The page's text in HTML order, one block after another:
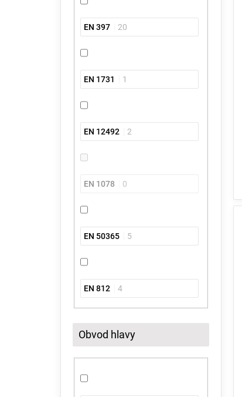
EN 397 20
EN 1731 1
EN 12492 2
EN 1078 0
EN 50365 5
EN 812 4
Obvod hlavy